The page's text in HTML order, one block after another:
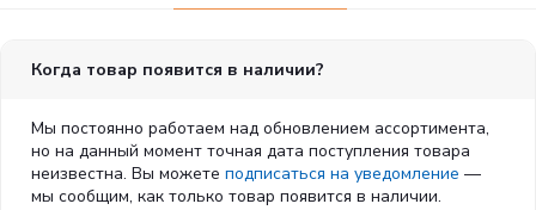
Когда товар появится в наличии?
Мы постоянно работаем над обновлением ассортимента,
но на данный момент точная дата поступления товара
неизвестна. Вы можете подписаться на уведомление —
мы сообщим, как только товар появится в наличии.